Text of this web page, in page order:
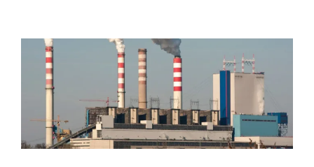
Transition énergétique : une
baisse de seulement 2,6 % des
émissions de gaz à effet de
serre en 2030